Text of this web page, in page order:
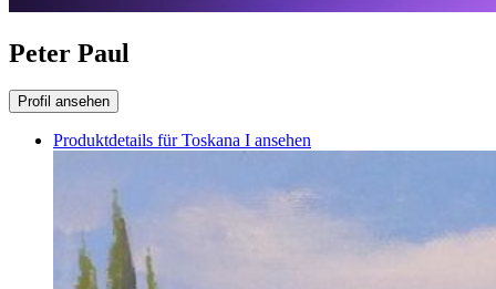
Peter Paul
Profil ansehen
Produktdetails für Toskana I ansehen